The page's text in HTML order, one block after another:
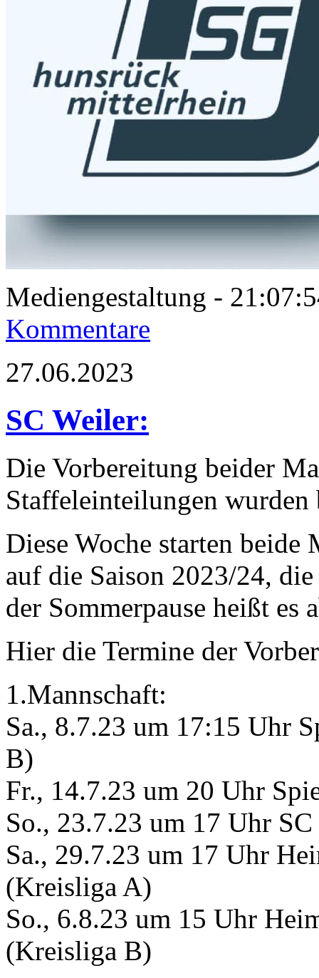
Mediengestaltung -
Kommentare
27.06.2023
SC Weiler:
Die Vorbereitung beider
Staffeleinteilungen wurden
Diese Woche starten
auf die Saison 2023/24,
der Sommerpause heißt es
Hier die Termine der
1.Mannschaft:
Sa., 8.7.23 um 17:15 Uhr
B)
Fr., 14.7.23 um 20 Uhr
So., 23.7.23 um 17 Uhr
Sa., 29.7.23 um 17 Uhr
(Kreisliga A)
So., 6.8.23 um 15 Uhr
(Kreisliga B)